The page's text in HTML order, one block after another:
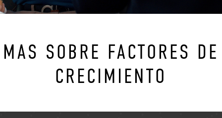
MAS SOBRE FACTORES DE
CRECIMIENTO